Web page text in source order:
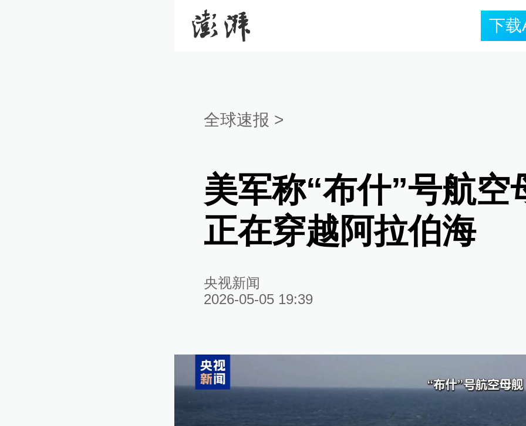
下载
全球速报 >
美军称“布什”号航空
正在穿越阿拉伯海
央视新闻
2026-05-05 19:39